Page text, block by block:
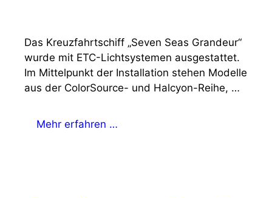
Das Kreuzfahrtschiff „Seven Seas Grandeur“
wurde mit ETC-Lichtsystemen ausgestattet.
Im Mittelpunkt der Installation stehen Modelle
aus der ColorSource- und Halcyon-Reihe, …
Mehr erfahren …